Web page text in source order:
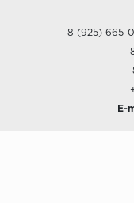
8 (925) 665-
E-